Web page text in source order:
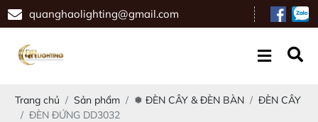
quanghaolighting@gmail.com
Trang chủ Sản phẩm ❅ ĐÈN CÂY & ĐÈN BÀN
ĐÈN CÂY
ĐÈN ĐỨNG DD3032